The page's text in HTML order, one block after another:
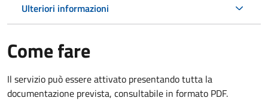
Ulteriori informazioni
Come fare
Il servizio può essere attivato presentando tutta la
documentazione prevista, consultabile in formato PDF.